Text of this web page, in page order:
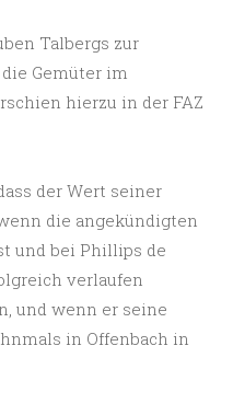
Talbergs zur
Gemüter im
hierzu in der FAZ
der Wert seiner
die angekündigten
und bei Phillips de
verlaufen
und wenn er seine
in Offenbach in